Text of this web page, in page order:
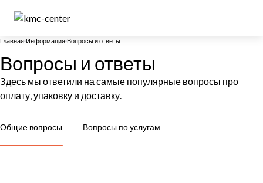
Главная Информация Вопросы и ответы
Вопросы и ответы
Здесь мы ответили на самые популярные вопросы про
оплату, упаковку и доставку.
Общие вопросы Вопросы по услугам